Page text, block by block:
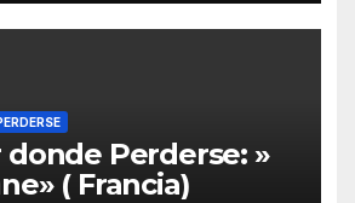
donde Perderse: »
( Francia)